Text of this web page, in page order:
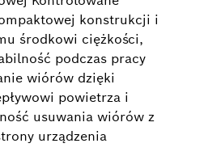
konstrukcji i
środkowi ciężkości,
podczas pracy
wiórów dzięki
powietrza i
usuwania wiórów z
urządzenia